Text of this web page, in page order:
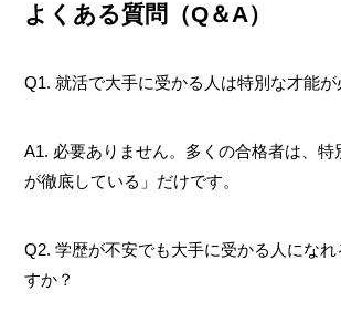
よくある質問（Q＆A）
Q1. 就活で大手に受かる人は特別な才能が
A1. 必要ありません。多くの合格者は、特
が徹底している」だけです。
Q2. 学歴が不安でも大手に受かる人になれ
すか？